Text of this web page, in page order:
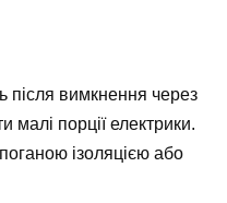
після вимкнення через
малі порції електрики.
ізоляцією або